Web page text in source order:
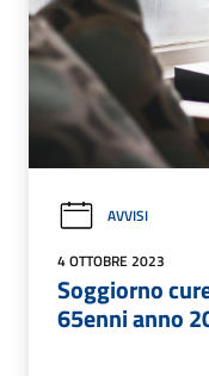
AVVISI
4 OTTOBRE 2023
Soggiorno
65enni anno